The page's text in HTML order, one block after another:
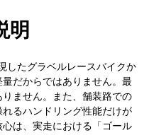
明
したグラベルレースバイクか
だからではありません。最
ません。また、舗装路での
れるハンドリング性能だけが
は、実走における「ゴール